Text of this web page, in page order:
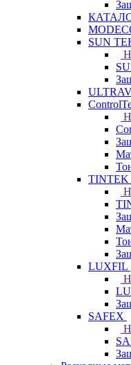
SUN
TINTEK
LUXFIL
SAFEX